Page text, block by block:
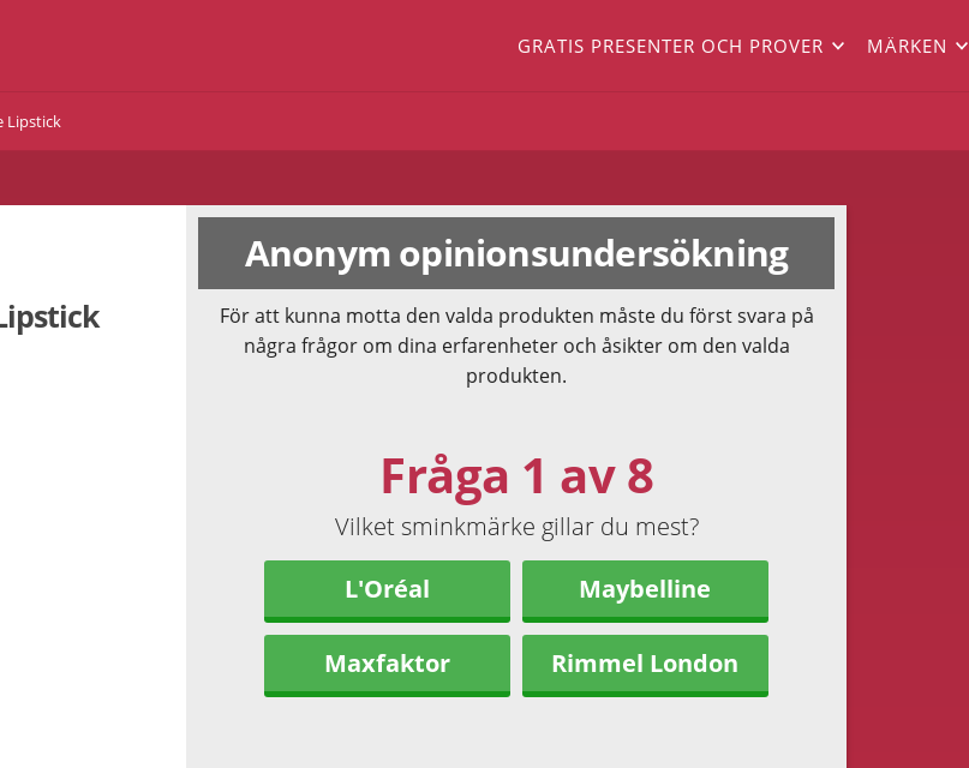
GRATIS PRESENTER OCH PROVER MÄRKEN
Lipstick
Anonym opinionsundersökning
För att kunna motta den valda produkten måste du först svara på
några frågor om dina erfarenheter och åsikter om den valda
produkten.
Fråga 1 av 8
Vilket sminkmärke gillar du mest?
L'Oréal
Maybelline
Maxfaktor Rimmel London